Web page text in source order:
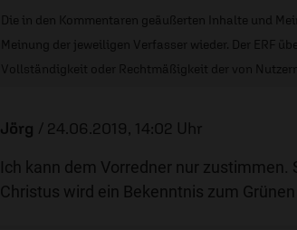
Die in den Kommentaren geäußerten Inhalte und
Meinung der jeweiligen Verfasser wieder. Der ERF
Vollständigkeit oder Rechtmäßigkeit der von
Jörg / 24.06.2019, 14:02 Uhr
Ich kann dem Vorredner nur
Christus wird ein Bekenntnis zum